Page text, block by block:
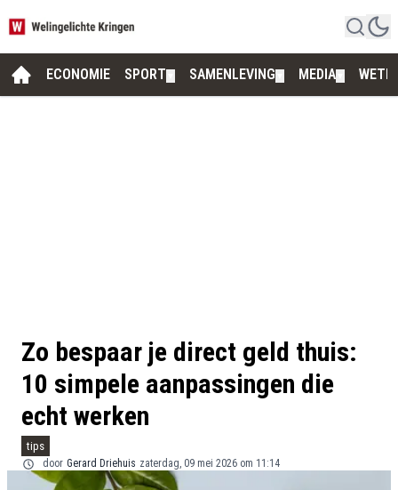
ECONOMIE SPORT SAMENLEVING MEDIA
Zo bespaar je direct geld thuis:
10 simpele aanpassingen die
echt werken
tips
door Gerard Driehuis zaterdag, 09 mei 2026 om 11:14